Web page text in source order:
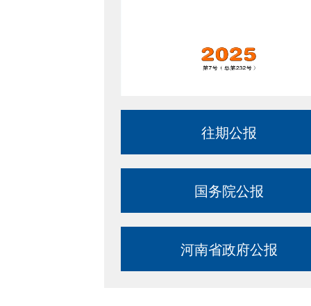
往期公报
国务院公报
河南省政府公报